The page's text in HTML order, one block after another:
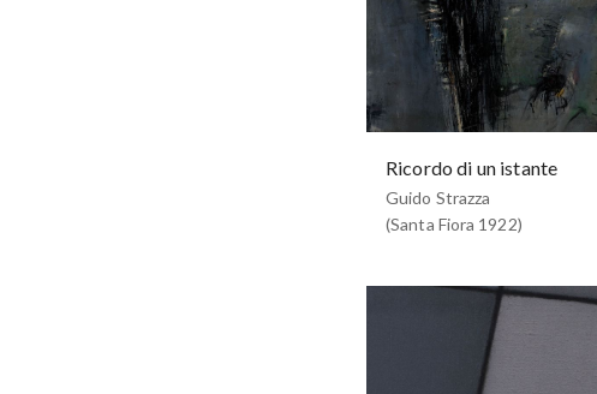
Ricordo di un istante
Guido Strazza
(Santa Fiora 1922)